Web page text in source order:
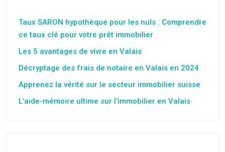
Taux SARON hypothèque pour les nuls : Comprendre
ce taux clé pour votre prêt immobilier
Les 5 avantages de vivre en Valais
Décryptage des frais de notaire en Valais en 2024
Apprenez la vérité sur le secteur immobilier suisse
L’aide-mémoire ultime sur l’immobilier en Valais